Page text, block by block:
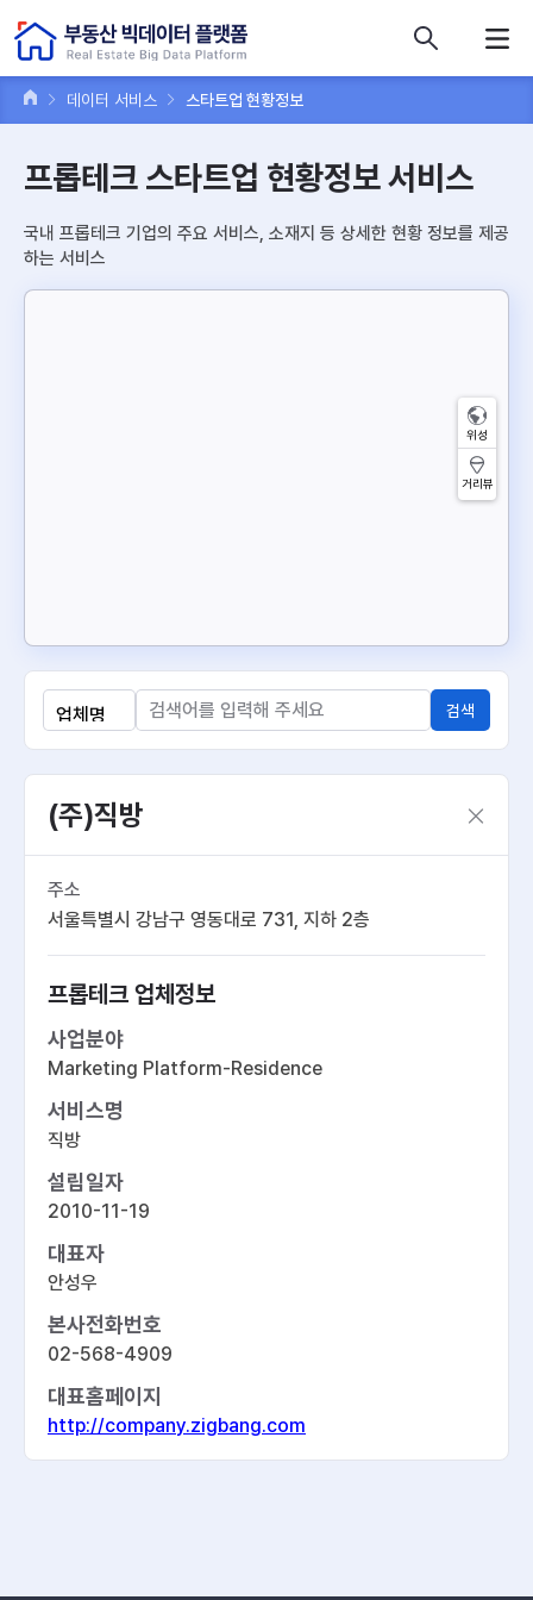
데이터 서비스 스타트업 현황정보
프롭테크 스타트업 현황정보 서비스
국내 프롭테크 기업의 주요 서비스, 소재지 등 상세한 현황 정보를 제공
하는 서비스
위성
거리뷰
검색
(주)직방
주소
서울특별시 강남구 영동대로 731, 지하 2층
프롭테크 업체정보
사업분야
Marketing Platform-Residence
서비스명
직방
설립일자
2010-11-19
대표자
안성우
본사전화번호
02-568-4909
대표홈페이지
http://company.zigbang.com